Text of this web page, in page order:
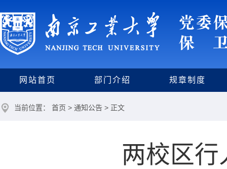
网站首页 部门介绍 规章制度
当前位置： 首页 > 通知公告 > 正文
两校区行